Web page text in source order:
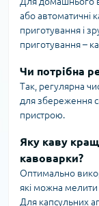
або автоматичні
приготування і
приготування –
Чи потрібна
Так, регулярна
для збереження
пристрою.
Яку каву
кавоварки?
Оптимально
які можна
Для капсульних